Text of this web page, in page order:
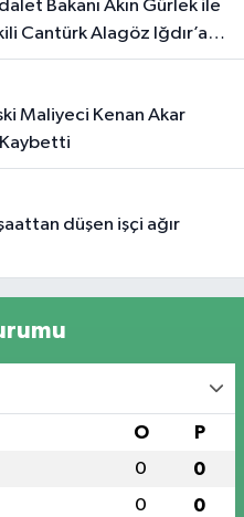
Cantürk Alagöz Iğdır’a
Kaybetti
O P
0 0
0 0